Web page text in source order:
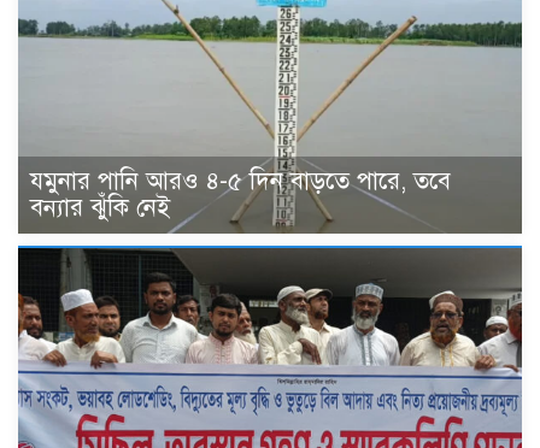
যমুনার পানি আরও ৪-৫ দিন বাড়তে পারে, তবে
বন্যার ঝুঁকি নেই